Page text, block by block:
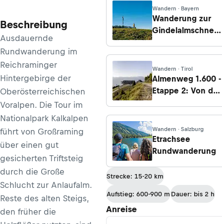
Beschreibung
Ausdauernde
Rundwanderung im
Reichraminger
Hintergebirge der
Oberösterreichischen
Voralpen. Die Tour im
Nationalpark Kalkalpen
führt von Großraming
über einen gut
gesicherten Triftsteig
durch die Große
Schlucht zur Anlaufalm.
Reste des alten Steigs,
den früher die
Wandern · Bayern
Wanderung zur
Gindelalmschneid
über Neureuth
Wandern · Tirol
Almenweg 1.600 -
Etappe 2: Von der
Bergstation nach
Rinn
Wandern · Salzburg
Etrachsee
Rundwanderung
Strecke: 15-20 km
Aufstieg: 600-900 m Dauer: bis 2 h
Anreise